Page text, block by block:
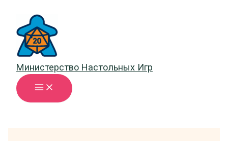
содержимому
Министерство Настольных Игр